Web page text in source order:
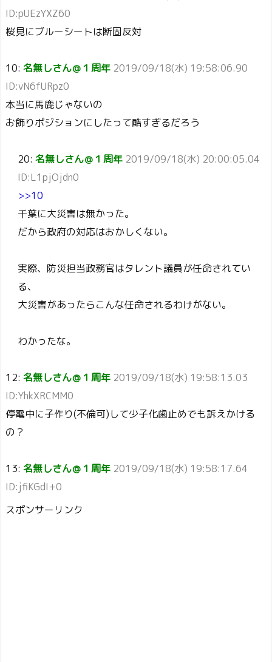
ID:pUEzYXZ60
桜見にブルーシートは断固反対
10: 名無しさん＠１周年 2019/09/18(水) 19:58:06.90
ID:vN6fURpz0
本当に馬鹿じゃないの
お飾りポジションにしたって酷すぎるだろう
20: 名無しさん＠１周年 2019/09/18(水) 20:00:05.04
ID:L1pjOjdn0
>>10
千葉に大災害は無かった。
だから政府の対応はおかしくない。
実際、防災担当政務官はタレント議員が任命されてい
る、
大災害があったらこんな任命されるわけがない。
わかったな。
12: 名無しさん＠１周年 2019/09/18(水) 19:58:13.03
ID:YhkXRCMM0
停電中に子作り(不倫可)して少子化歯止めでも訴えかける
の？
13: 名無しさん＠１周年 2019/09/18(水) 19:58:17.64
ID:jfiKGdI+0
スポンサーリンク